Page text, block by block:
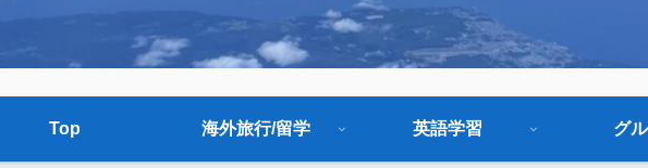
Top 海外旅行/留学 英語学習 グ